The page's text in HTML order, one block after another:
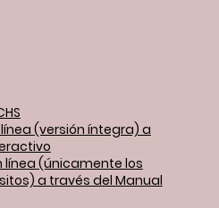
línea (versión íntegra) a
línea (únicamente los
a través del Manual